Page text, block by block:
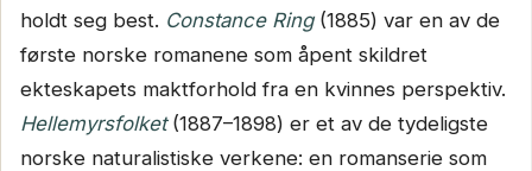
holdt seg best. Constance Ring(1885) var en av de
første norske romanene som åpent skildret
ekteskapets maktforhold fra en kvinnes perspektiv.
Hellemyrsfolket(1887–1898) er et av de tydeligste
norske naturalistiske verkene: en romanserie som